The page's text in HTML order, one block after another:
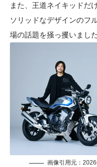
また、王道ネイキッドだ
ソリッドなデザインのフ
場の話題を掻っ攫いました
画像引用元：